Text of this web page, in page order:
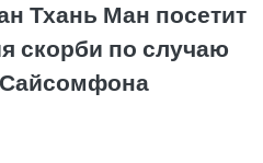
Тхань Ман посетит
скорби по случаю